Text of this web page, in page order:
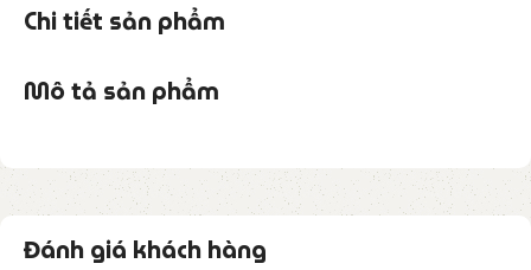
Chi tiết sản phẩm
Mô tả sản phẩm
Đánh giá khách hàng